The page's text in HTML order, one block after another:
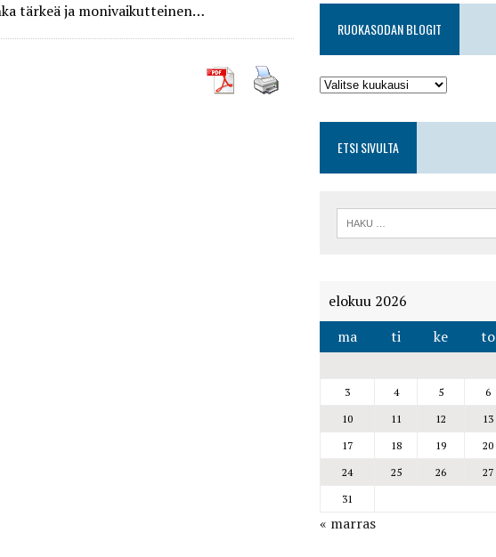
tärkeä ja monivaikutteinen…
RUOKASODAN BLOGIT
ETSI SIVULTA
elokuu 2026
ma
ti ke to
3
4 5 6
10
11 12 13
17
18 19 20
24
25 26 27
31
« marras